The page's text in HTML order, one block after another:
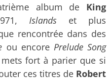
album de King
Islandset plus
rencontrée dans des
ou encore Prelude Song
fort à parier que si
ces titres de Robert